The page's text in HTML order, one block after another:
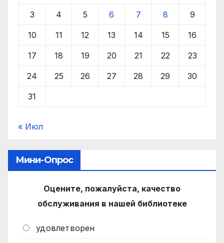
3 4 5 6 7 8 9
10 11 12 13 14 15 16
17 18 19 20 21 22 23
24 25 26 27 28 29 30
31
« Июл
Мини-Опрос
Оцените, пожалуйста, качество
обслуживания в нашей библиотеке
удовлетворен